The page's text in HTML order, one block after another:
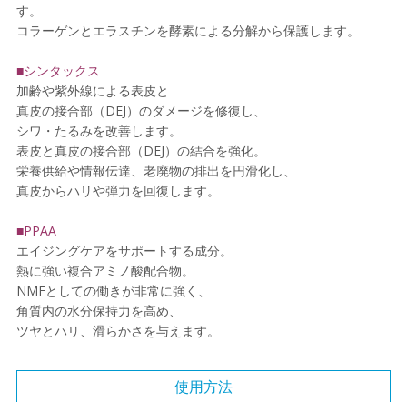
す。
コラーゲンとエラスチンを酵素による分解から保護します。
■シンタックス
加齢や紫外線による表皮と
真皮の接合部（DEJ）のダメージを修復し、
シワ・たるみを改善します。
表皮と真皮の接合部（DEJ）の結合を強化。
栄養供給や情報伝達、老廃物の排出を円滑化し、
真皮からハリや弾力を回復します。
■PPAA
エイジングケアをサポートする成分。
熱に強い複合アミノ酸配合物。
NMFとしての働きが非常に強く、
角質内の水分保持力を高め、
ツヤとハリ、滑らかさを与えます。
使用方法